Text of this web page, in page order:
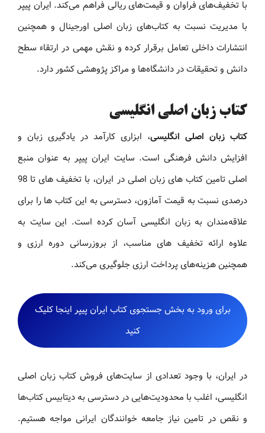
با تخفیف‌های فراوان و قیمت‌های ریالی فراهم می‌کند. ایران پیپر
با مدیریت نسبت به کتاب‌های زبان اصلی اورجینال و همچنین
انتشارات داخلی تعامل برقرار کرده و نقش مهمی در ارتقاء سطح
دانش و تحقیقات در دانشگاه‌ها و مراکز پژوهشی کشور دارد.
کتاب زبان اصلی انگلیسی
کتاب زبان اصلی انگلیسی، ابزاری کارآمد در یادگیری زبان و
افزایش دانش فرهنگی است. سایت ایران پیپر به عنوان منبع
اصلی تامین کتاب های زبان اصلی در ایران، با تخفیف های تا 98
درصدی نسبت به قیمت آمازون، دسترسی به این کتاب ها را برای
علاقه‌مندان به زبان انگلیسی آسان کرده است. این سایت به
علاوه ارائه تخفیف های مناسب، از بروزرسانی دوره ارزی و
همچنین هزینه‌های پرداخت ارزی جلوگیری می‌کند.
برای ورود به بخش جستجوی کتاب ایران پیپر اینجا کلیک
کنید
در ایران، با وجود تعدادی از سایت‌های فروش کتاب زبان اصلی
انگلیسی، اغلب با محدودیت‌هایی در دسترسی به دیتابیس کتاب‌ها
و نقص در تامین نیاز جامعه خوانندگان ایرانی مواجه هستیم.